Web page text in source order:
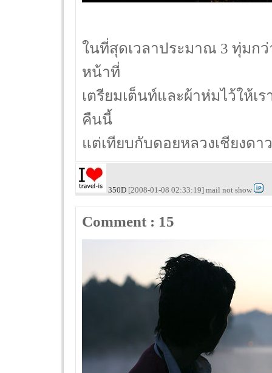
ในที่สุดเวลาประมาณ 3 ทุ่มกว่
หน้าที่
เตรียมเต็นท์และผ้าห่มไว้ให้เ
คืนนี้
แต่เทียบกับดอยหลวงเชียงด
350D [2008-01-08 02:33:19] mail not show
Comment : 15